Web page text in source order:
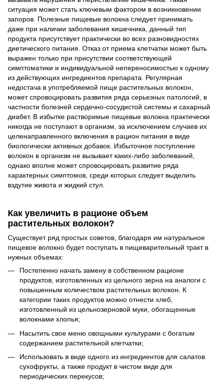
ситуация может стать ключевым фактором в возникновении
запоров. Полезные пищевые волокна следует принимать
даже при наличии заболевания кишечника, данный тип
продукта присутствует практически во всех разновидностях
диетического питания. Отказ от приема клетчатки может быть
выражен только при присутствии соответствующей
симптоматики и индивидуальной непереносимостью к одному
из действующих ингредиентов препарата. Регулярная
недостача в употребляемой пище растительных волокон,
может спровоцировать развития ряда серьезных патологий, в
частности болезней сердечно-сосудистой системы и сахарный
диабет. В избытке растворимые пищевые волокна практически
никогда не поступают в организм, за исключением случаев их
целенаправленного включения в рацион питания в виде
биологически активных добавок. Избыточное поступление
волокон в организм не вызывает каких-либо заболеваний,
однако вполне может спровоцировать развитие ряда
характерных симптомов, среди которых следует выделить
вздутие живота и жидкий стул.
Как увеличить в рационе объем
растительных волокон?
Существует ряд простых советов, благодаря им натуральное
пищевое волокно будет поступать в пищеварительный тракт в
нужных объемах:
Постепенно начать замену в собственном рационе
продуктов, изготовленных из цельного зерна на аналоги с
повышенным количеством растительных волокон. К
категории таких продуктов можно отнести хлеб,
изготовленный из цельнозерновой муки, обогащенные
волокнами хлопья;
Насытить свое меню овощными культурами с богатым
содержанием растительной клетчатки;
Использовать в виде одного из ингредиентов для салатов
сухофрукты, а также продукт в чистом виде для
периодических перекусов;